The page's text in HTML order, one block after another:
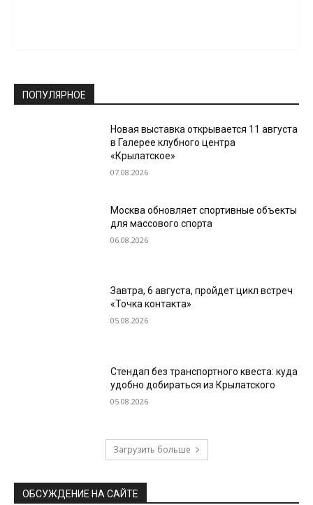
ПОПУЛЯРНОЕ
Новая выставка открывается 11 августа
в Галерее клубного центра
«Крылатское»
07.08.2026
Москва обновляет спортивные объекты
для массового спорта
06.08.2026
Завтра, 6 августа, пройдет цикл встреч
«Точка контакта»
05.08.2026
Стендап без транспортного квеста: куда
удобно добираться из Крылатского
05.08.2026
Загрузить больше
ОБСУЖДЕНИЕ НА САЙТЕ